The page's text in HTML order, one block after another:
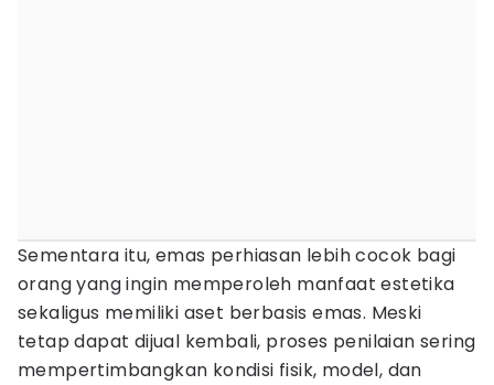
Sementara itu, emas perhiasan lebih cocok bagi
orang yang ingin memperoleh manfaat estetika
sekaligus memiliki aset berbasis emas. Meski
tetap dapat dijual kembali, proses penilaian sering
mempertimbangkan kondisi fisik, model, dan